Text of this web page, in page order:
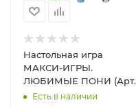
Настольная игра
МАКСИ-ИГРЫ.
ЛЮБИМЫЕ ПОНИ (Арт.
ИН-7102)
Есть в наличии